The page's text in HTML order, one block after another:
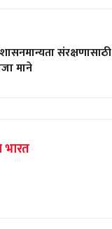
संरक्षणासाठी
माने